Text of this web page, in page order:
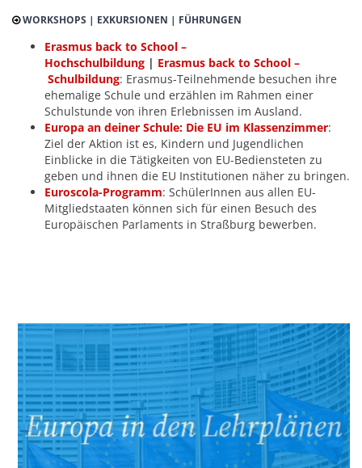
WORKSHOPS | EXKURSIONEN | FÜHRUNGEN
Erasmus back to School –
Hochschulbildung | Erasmus back to School –
Schulbildung: Erasmus-Teilnehmende besuchen ihre
ehemalige Schule und erzählen im Rahmen einer
Schulstunde von ihren Erlebnissen im Ausland.
Europa an deiner Schule: Die EU im Klassenzimmer:
Ziel der Aktion ist es, Kindern und Jugendlichen
Einblicke in die Tätigkeiten von EU-Bediensteten zu
geben und ihnen die EU Institutionen näher zu bringen.
Euroscola-Programm: SchülerInnen aus allen EU-
Mitgliedstaaten können sich für einen Besuch des
Europäischen Parlaments in Straßburg bewerben.